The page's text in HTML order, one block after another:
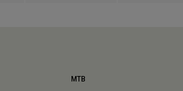
MTB